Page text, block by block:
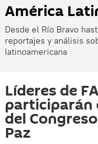
América
Desde el Río Bravo
reportajes y análisis
latinoamericana
Líderes de
participarán
del
Paz